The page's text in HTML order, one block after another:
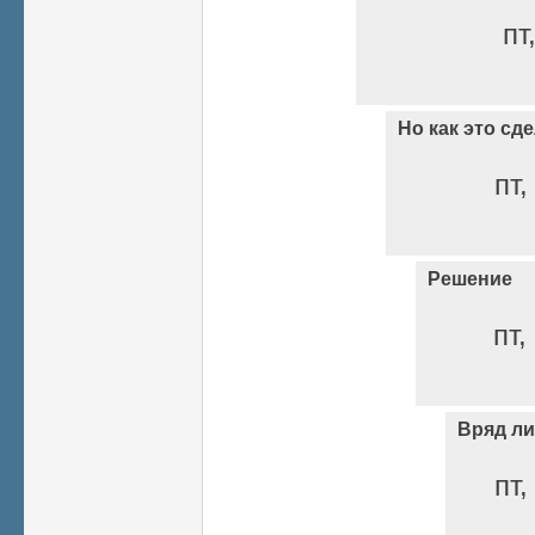
Но как это
Решение
Вряд